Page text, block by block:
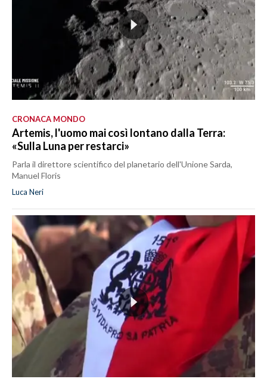
CRONACA MONDO
Artemis, l'uomo mai così lontano dalla Terra:
«Sulla Luna per restarci»
Parla il direttore scientifico del planetario dell'Unione Sarda,
Manuel Floris
Luca Neri